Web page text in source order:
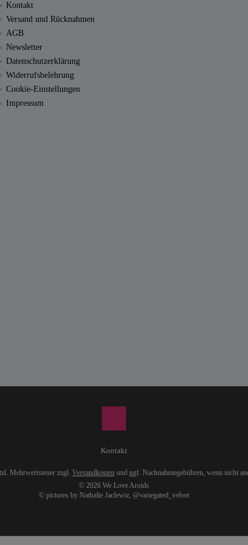
Kontakt
Versand und Rücknahmen
AGB
Newsletter
Datenschutzerklärung
Widerrufsbelehrung
Cookie-Einstellungen
Impressum
Kontakt
Mehrwertsteuer zzgl. Versandkostenund ggf. Nachnahmegebühren, wenn nicht
© 2026 We Love Aroids
© pictures by Nathalie Jaclewiz, @variegated_velvet